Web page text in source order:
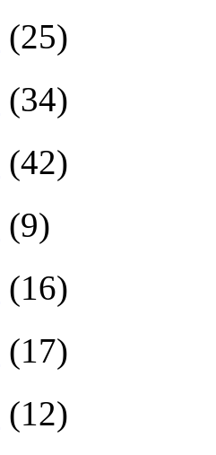
(25)
(34)
(42)
(9)
(16)
(17)
(12)